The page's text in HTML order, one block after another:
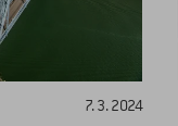
7. 3. 2024